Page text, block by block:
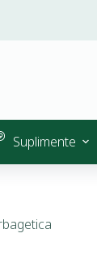
Suplimente